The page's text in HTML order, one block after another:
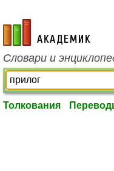
academic.ru
Словари и
Толкования